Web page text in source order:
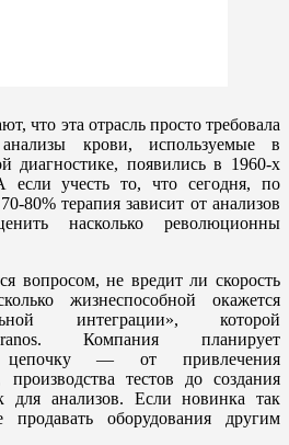
что эта отрасль просто требовала
крови, используемые в
диагностике, появились в 1960-х
если учесть то, что сегодня, по
80% терапия зависит от анализов
насколько революционны
вопросом, не вредит ли скорость
жизнеспособной окажется
интеграции», которой
Компания планирует
цепочку — от привлечения
тестов до создания
для анализов. Если новинка так
оборудования другим